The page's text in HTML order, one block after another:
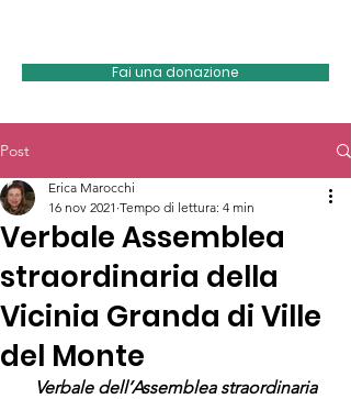
Fai una donazione
Post
Verbale Assemblea
straordinaria della
Vicinia Granda di Ville
del Monte
Erica Marocchi
16 nov 2021 Tempo di lettura: 4 min
Verbale dell’Assemblea straordinaria